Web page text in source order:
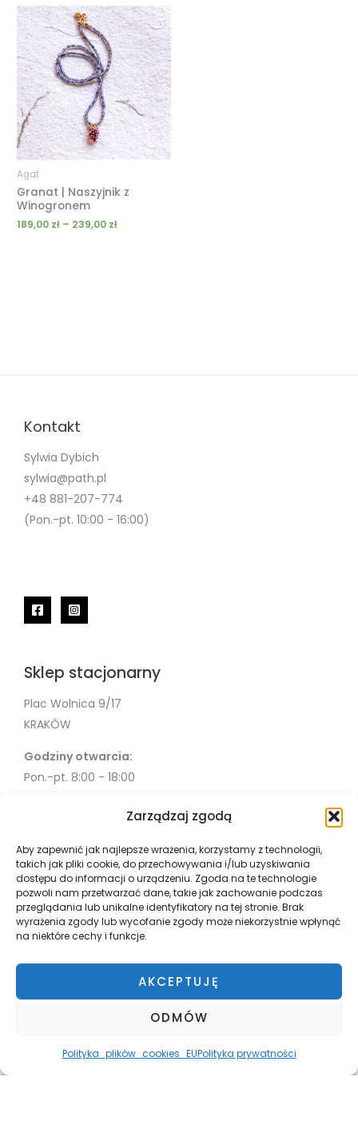
Zarządzaj zgodą
Aby zapewnić jak najlepsze wrażenia, korzystamy z technologii,
takich jak pliki cookie, do przechowywania i/lub uzyskiwania
dostępu do informacji o urządzeniu. Zgoda na te technologie
pozwoli nam przetwarzać dane, takie jak zachowanie podczas
przeglądania lub unikalne identyfikatory na tej stronie. Brak
wyrażenia zgody lub wycofanie zgody może niekorzystnie wpłynąć
na niektóre cechy i funkcje.
AKCEPTUJĘ
ODMÓW
Polityka_plików_cookies_EUPolityka prywatności
Agat
Granat | Naszyjnik z
Winogronem
189,00 zł – 239,00 zł
Zakres
cen:
od
189,00 zł
do
239,00 zł
Kontakt
Sylwia Dybich
sylwia@path.pl
+48 881-207-774
(Pon.-pt. 10:00 - 16:00)
Sklep stacjonarny
Plac Wolnica 9/17
KRAKÓW
Godziny otwarcia:
Pon.-pt. 8:00 - 18:00
Misja
Współpraca
Polityka Prywatności
Płatnosci i wysyłka